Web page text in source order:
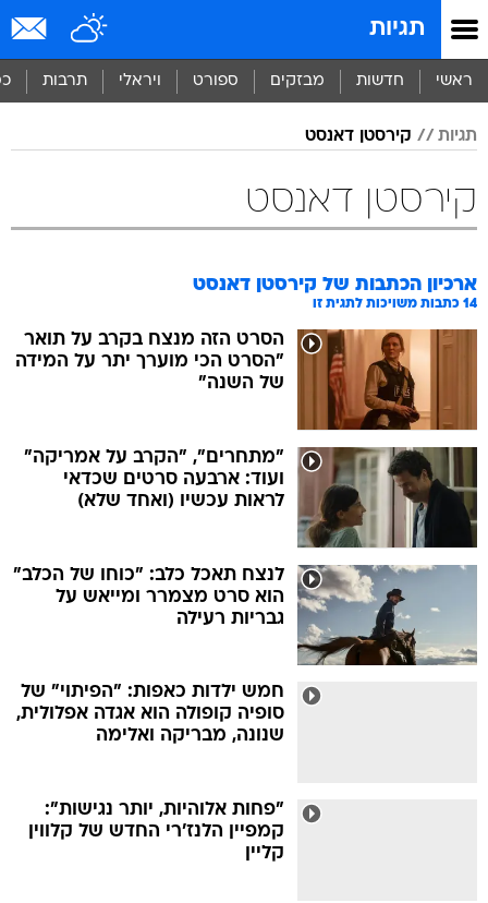
תגיות
ראשי חדשות מבזקים ספורט ויראלי תרבות
תגיות קירסטן דאנסט
קירסטן דאנסט
ארכיון הכתבות של קירסטן דאנסט
14 כתבות משויכות לתגית זו
הסרט הזה מנצח בקרב על תואר
"הסרט הכי מוערך יתר על המידה
של השנה"
"מתחרים", "הקרב על אמריקה"
ועוד: ארבעה סרטים שכדאי
לראות עכשיו (ואחד שלא)
לנצח תאכל כלב: "כוחו של הכלב"
הוא סרט מצמרר ומייאש על
גבריות רעילה
חמש ילדות כאפות: "הפיתוי" של
סופיה קופולה הוא אגדה אפלולית,
שנונה, מבריקה ואלימה
"פחות אלוהיות, יותר נגישות":
קמפיין הלנז'רי החדש של קלווין
קליין